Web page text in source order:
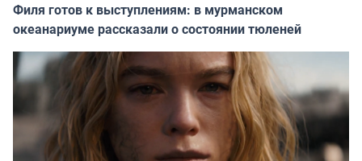
Филя готов к выступлениям: в мурманском
океанариуме рассказали о состоянии тюленей